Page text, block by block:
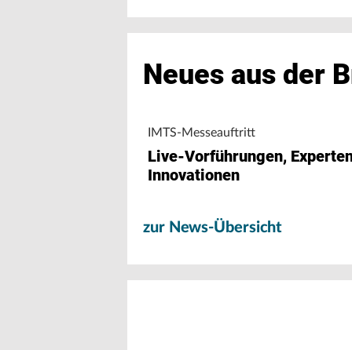
Neues aus der
IMTS-Messeauftritt
Live-Vorführungen,
Innovationen
zur News-Übersicht